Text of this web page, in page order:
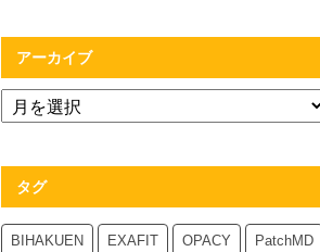
アーカイブ
タグ
BIHAKUEN EXAFIT OPACY PatchMD